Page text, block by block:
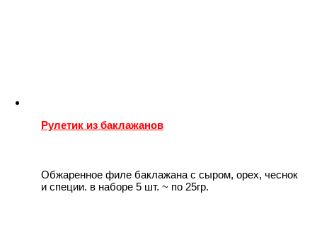
Рулетик из баклажанов
Обжаренное филе баклажана с сыром, орех, чеснок
и специи. в наборе 5 шт. ~ по 25гр.